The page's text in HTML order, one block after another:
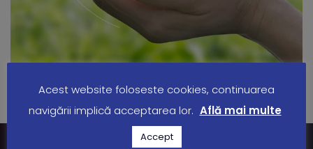
Acest website foloseste cookies, continuarea
navigării implică acceptarea lor. Află mai multe
Accept